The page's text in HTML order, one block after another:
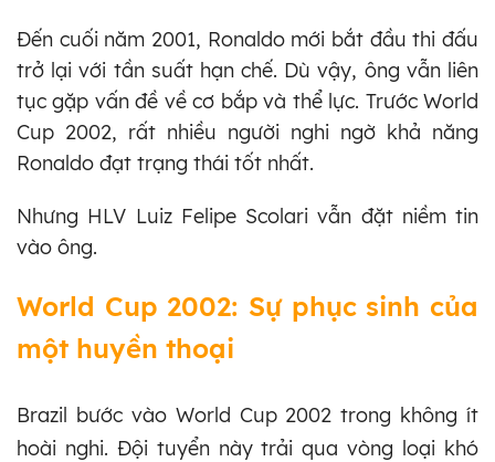
Đến cuối năm 2001, Ronaldo mới bắt đầu thi đấu
trở lại với tần suất hạn chế. Dù vậy, ông vẫn liên
tục gặp vấn đề về cơ bắp và thể lực. Trước World
Cup 2002, rất nhiều người nghi ngờ khả năng
Ronaldo đạt trạng thái tốt nhất.
Nhưng HLV Luiz Felipe Scolari vẫn đặt niềm tin
vào ông.
World Cup 2002: Sự phục sinh của
một huyền thoại
Brazil bước vào World Cup 2002 trong không ít
hoài nghi. Đội tuyển này trải qua vòng loại khó